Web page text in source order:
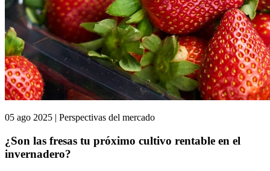
05 ago 2025 | Perspectivas del mercado
¿Son las fresas tu próximo cultivo rentable en el
invernadero?